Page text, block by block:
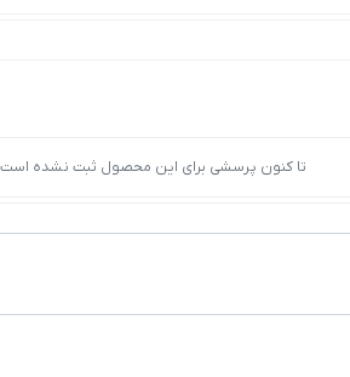
تا کنون پرسشی برای این محصول ثبت نشده